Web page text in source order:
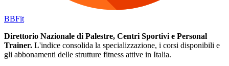
BBFit
Direttorio Nazionale di Palestre, Centri Sportivi e Personal
Trainer. L'indice consolida la specializzazione, i corsi disponibili e
gli abbonamenti delle strutture fitness attive in Italia.